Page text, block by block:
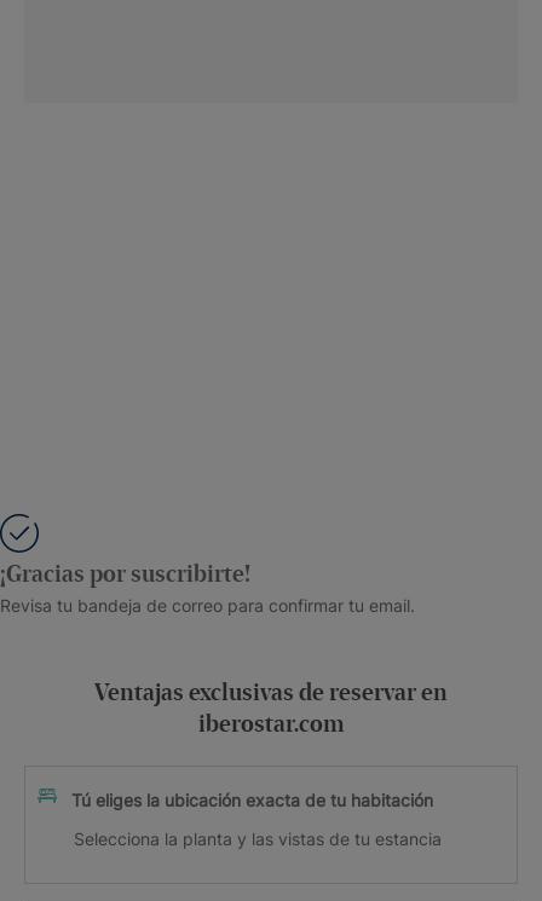
¡Gracias por suscribirte!
Revisa tu bandeja de correo para confirmar tu email.
Ventajas exclusivas de reservar en
iberostar.com
Tú eliges la ubicación exacta de tu habitación
Selecciona la planta y las vistas de tu estancia